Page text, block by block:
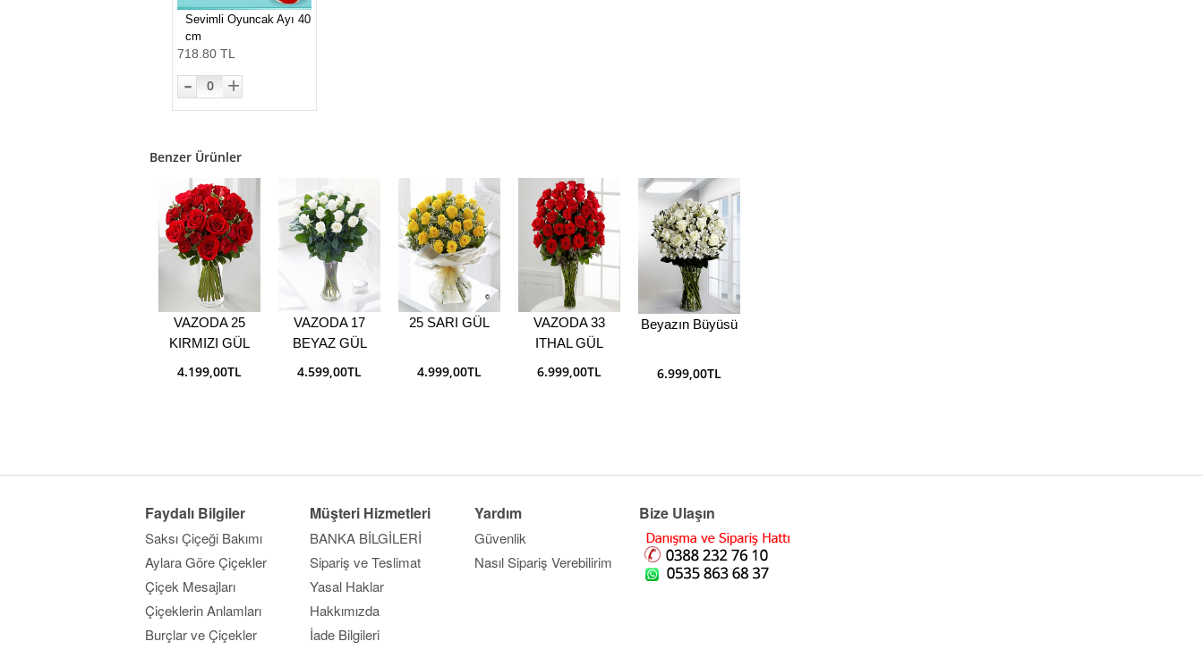
Sevimli Oyuncak Ayı 40
cm
718.80 TL
- 0 +
Benzer Ürünler
VAZODA 25
KIRMIZI GÜL
4.199,00TL
VAZODA 17
BEYAZ GÜL
4.599,00TL
25 SARI GÜL
4.999,00TL
VAZODA 33
ITHAL GÜL
6.999,00TL
Beyazın Büyüsü
6.999,00TL
Faydalı Bilgiler
Saksı Çiçeği Bakımı
Aylara Göre Çiçekler
Çiçek Mesajları
Çiçeklerin Anlamları
Burçlar ve Çiçekler
Müşteri Hizmetleri
BANKA BİLGİLERİ
Sipariş ve Teslimat
Yasal Haklar
Hakkımızda
İade Bilgileri
Yardım
Güvenlik
Nasıl Sipariş Verebilirim
Bize Ulaşın